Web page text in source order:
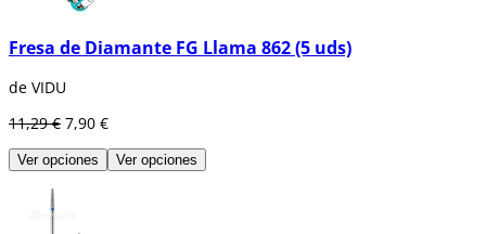
Fresa de Diamante FG Llama 862 (5 uds)
de VIDU
11,29 € 7,90 €
Ver opciones Ver opciones